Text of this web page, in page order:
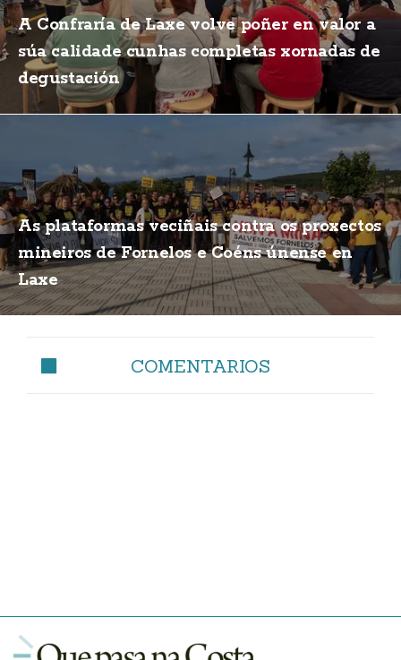
A Confraría de Laxe volve poñer en valor a
súa calidade cunhas completas xornadas de
degustación
As plataformas veciñais contra os proxectos
mineiros de Fornelos e Coéns únense en
Laxe
COMENTARIOS